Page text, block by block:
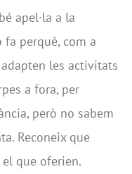
apel·la a la
perquè, com a
les activitats
a fora, per
però no sabem
Reconeix que
que oferien.